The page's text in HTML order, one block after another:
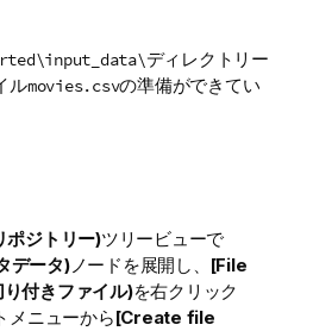
ディレクトリー
ルmovies.csvの準備ができてい
ジトリー)ツリービューで
データ)ノードを展開し、 [File
付きファイル)を右クリック
メニューから[Create file